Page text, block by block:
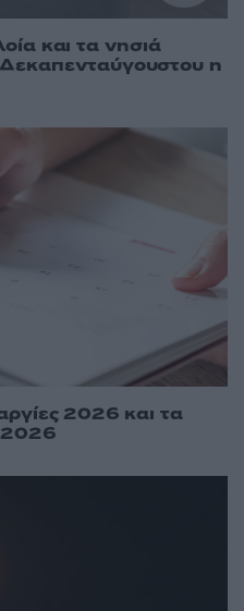
και τα νησιά
η
2026 και τα
2026